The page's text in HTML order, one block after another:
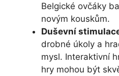
Belgické ovčáky
novým kouskům.
Duševní
drobné úkoly a
mysl. Interaktivní
hry mohou být